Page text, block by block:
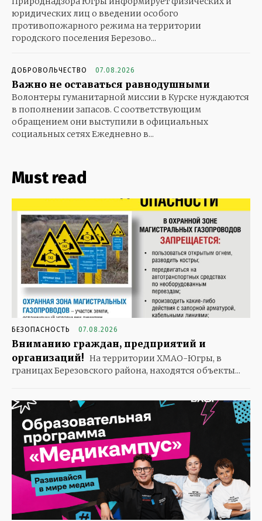
юридических лиц о введении особого
противопожарного режима на территории
городского поселения Березово...
ДОБРОВОЛЬЧЕСТВО 07.08.2026
Важно не оставаться равнодушными
Волонтеры гуманитарной миссии в Курске нуждаются
в пополнении запасов. С соответствующим
обращением они выступили в официальных
социальных сетях Ежедневно в...
Must read
БЕЗОПАСНОСТЬ 07.08.2026
Вниманию граждан, предприятий и
организаций! На территории ХМАО-Югры, в
границах Березовского района, находятся объекты...